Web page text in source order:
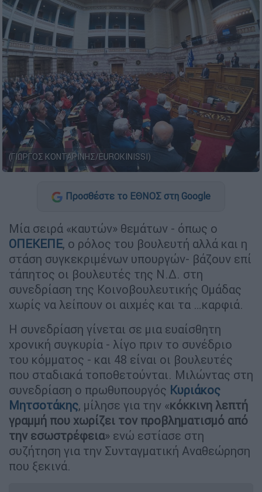
(ΓΙΩΡΓΟΣ ΚΟΝΤΑΡΙΝΗΣ/EUROKINISSI)
Προσθέστε το ΕΘΝΟΣ στη Google
Μία σειρά «καυτών» θεμάτων - όπως ο
ΟΠΕΚΕΠΕ, ο ρόλος του βουλευτή αλλά και η
στάση συγκεκριμένων υπουργών- βάζουν επί
τάπητος οι βουλευτές της Ν.Δ. στη
συνεδρίαση της Κοινοβουλευτικής Ομάδας
χωρίς να λείπουν οι αιχμές και τα …καρφιά.
Η συνεδρίαση γίνεται σε μια ευαίσθητη
χρονική συγκυρία - λίγο πριν το συνέδριο
του κόμματος - και 48 είναι οι βουλευτές
που σταδιακά τοποθετούνται. Μιλώντας στη
συνεδρίαση ο πρωθυπουργός Κυριάκος
Μητσοτάκης, μίλησε για την «κόκκινη λεπτή
γραμμή που χωρίζει τον προβληματισμό από
την εσωστρέφεια» ενώ εστίασε στη
συζήτηση για την Συνταγματική Αναθεώρηση
που ξεκινά.